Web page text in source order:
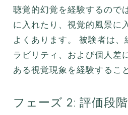
聴覚的幻覚を経験するので
に入れたり、視覚的風景に
よくあります。 被験者は、
ラビリティ、および個人差
ある視覚現象を経験するこ
フェーズ 2: 評価段階